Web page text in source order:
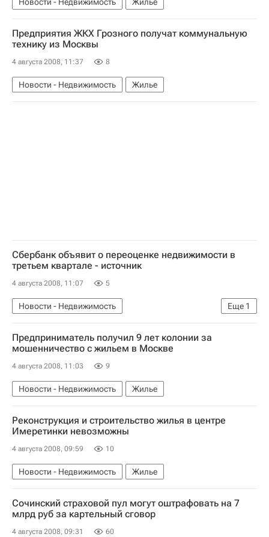
Предприятия ЖКХ Грозного получат коммунальную
технику из Москвы
4 августа 2008, 11:37 8
Новости - Недвижимость Жилье
Сбербанк объявит о переоценке недвижимости в
третьем квартале - источник
4 августа 2008, 11:07 5
Еще 1
Новости - Недвижимость
Коммерческая недвижимость
Предприниматель получил 9 лет колонии за
мошенничество с жильем в Москве
4 августа 2008, 11:03 9
Новости - Недвижимость Жилье
Реконструкция и строительство жилья в центре
Имеретинки невозможны
4 августа 2008, 09:59 10
Новости - Недвижимость Жилье
Сочинский страховой пул могут оштрафовать на 7
млрд руб за картельный сговор
4 августа 2008, 09:31 60